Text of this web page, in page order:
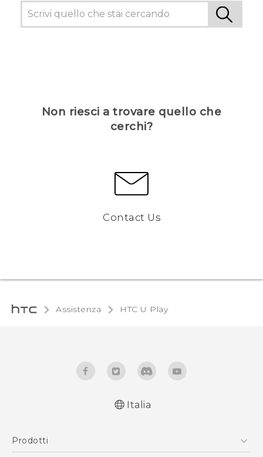
Non riesci a trovare quello che
cerchi?
Contact Us
Assistenza HTC U Play‎
Italia
Prodotti